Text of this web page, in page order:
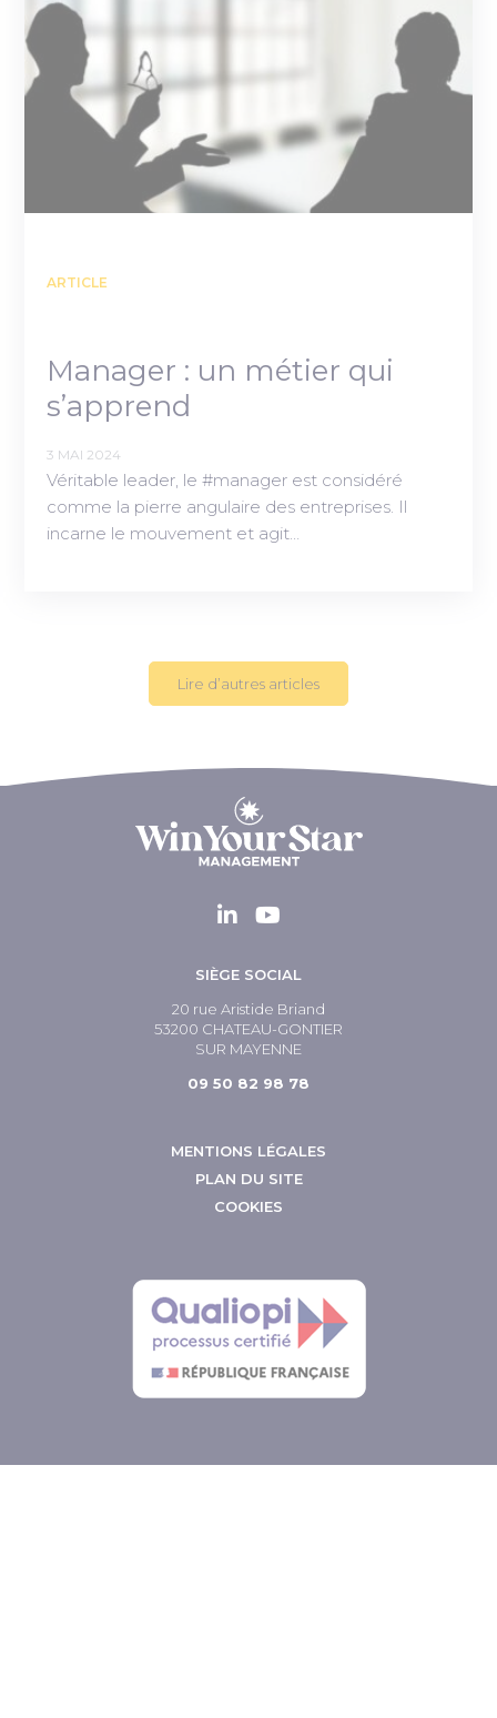
ARTICLE
Manager : un métier qui
s’apprend
3 MAI 2024
Véritable leader, le #manager est considéré
comme la pierre angulaire des entreprises. Il
incarne le mouvement et agit…
Lire d’autres articles
SIÈGE SOCIAL
20 rue Aristide Briand
53200 CHATEAU-GONTIER
SUR MAYENNE
09 50 82 98 78
MENTIONS LÉGALES
PLAN DU SITE
COOKIES